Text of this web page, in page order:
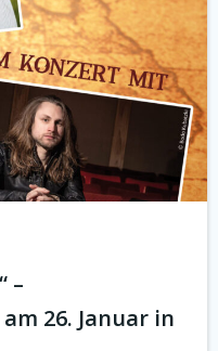
–
26. Januar in